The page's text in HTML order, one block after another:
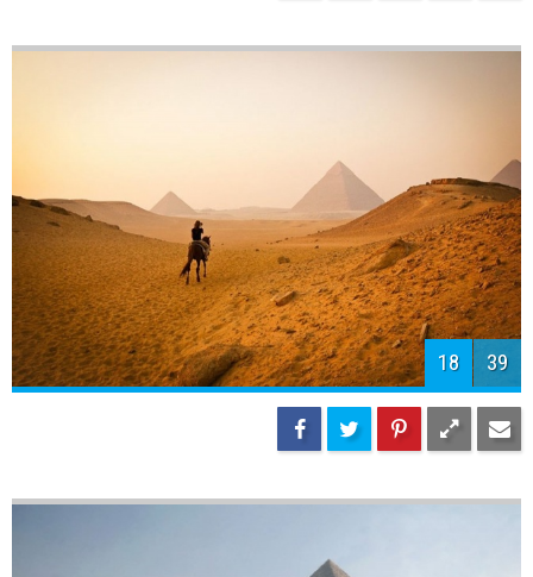
18 39